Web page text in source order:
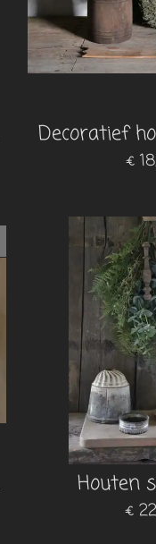
Decoratief
€
Houten
€